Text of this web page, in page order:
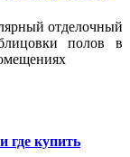
отделочный
полов в
где купить